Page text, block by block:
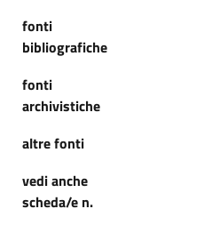
fonti
bibliografiche
fonti
archivistiche
altre fonti
vedi anche
scheda/e n.